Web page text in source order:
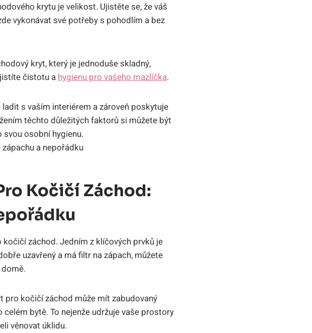
krytu je velikost. Ujistěte se, že váš
vykonávat své potřeby s pohodlím a bez
kryt, který je jednoduše skladný,
čistotu ahygienu pro vašeho mazlíčka.
s vaším interiérem a zároveň poskytuje
těchto důležitých faktorů si můžete být
osobní hygienu.
Kočičí Záchod:
záchod. Jedním z klíčových prvků je
uzavřený a má filtr na zápach, můžete
pro kočičí záchod může mít zabudovaný
bytě. To nejenže udržuje vaše prostory
věnovat úklidu.